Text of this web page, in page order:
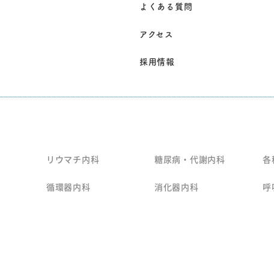
よくある質問
アクセス
採用情報
リウマチ内科 糖尿病・代謝内科 各
循環器内科 消化器内科 呼